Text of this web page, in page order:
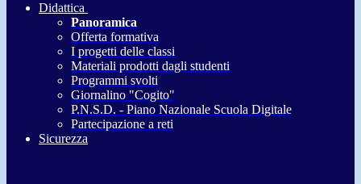
Didattica
Panoramica
Offerta formativa
I progetti delle classi
Materiali prodotti dagli studenti
Programmi svolti
Giornalino "Cogito"
P.N.S.D. - Piano Nazionale Scuola Digitale
Partecipazione a reti
Sicurezza